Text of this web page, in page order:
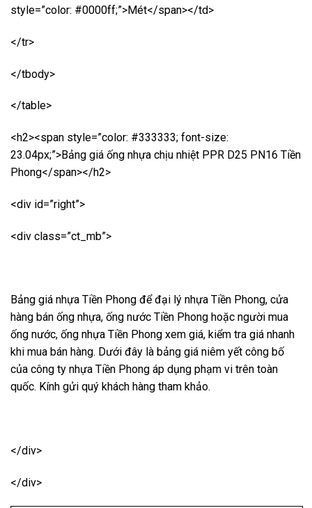
style=”color: #0000ff;”>Mét</span></td>
</tr>
</tbody>
</table>
<h2><span style=”color: #333333; font-size:
23.04px;”>Bảng giá ống nhựa chịu nhiệt PPR D25 PN16 Tiền
Phong</span></h2>
<div id=”right”>
<div class=”ct_mb”>
Bảng giá nhựa Tiền Phong để đại lý nhựa Tiền Phong, cửa
hàng bán ống nhựa, ống nước Tiền Phong hoặc người mua
ống nước, ống nhựa Tiền Phong xem giá, kiểm tra giá nhanh
khi mua bán hàng. Dưới đây là bảng giá niêm yết công bố
của công ty nhựa Tiền Phong áp dụng phạm vi trên toàn
quốc. Kính gửi quý khách hàng tham khảo.
</div>
</div>